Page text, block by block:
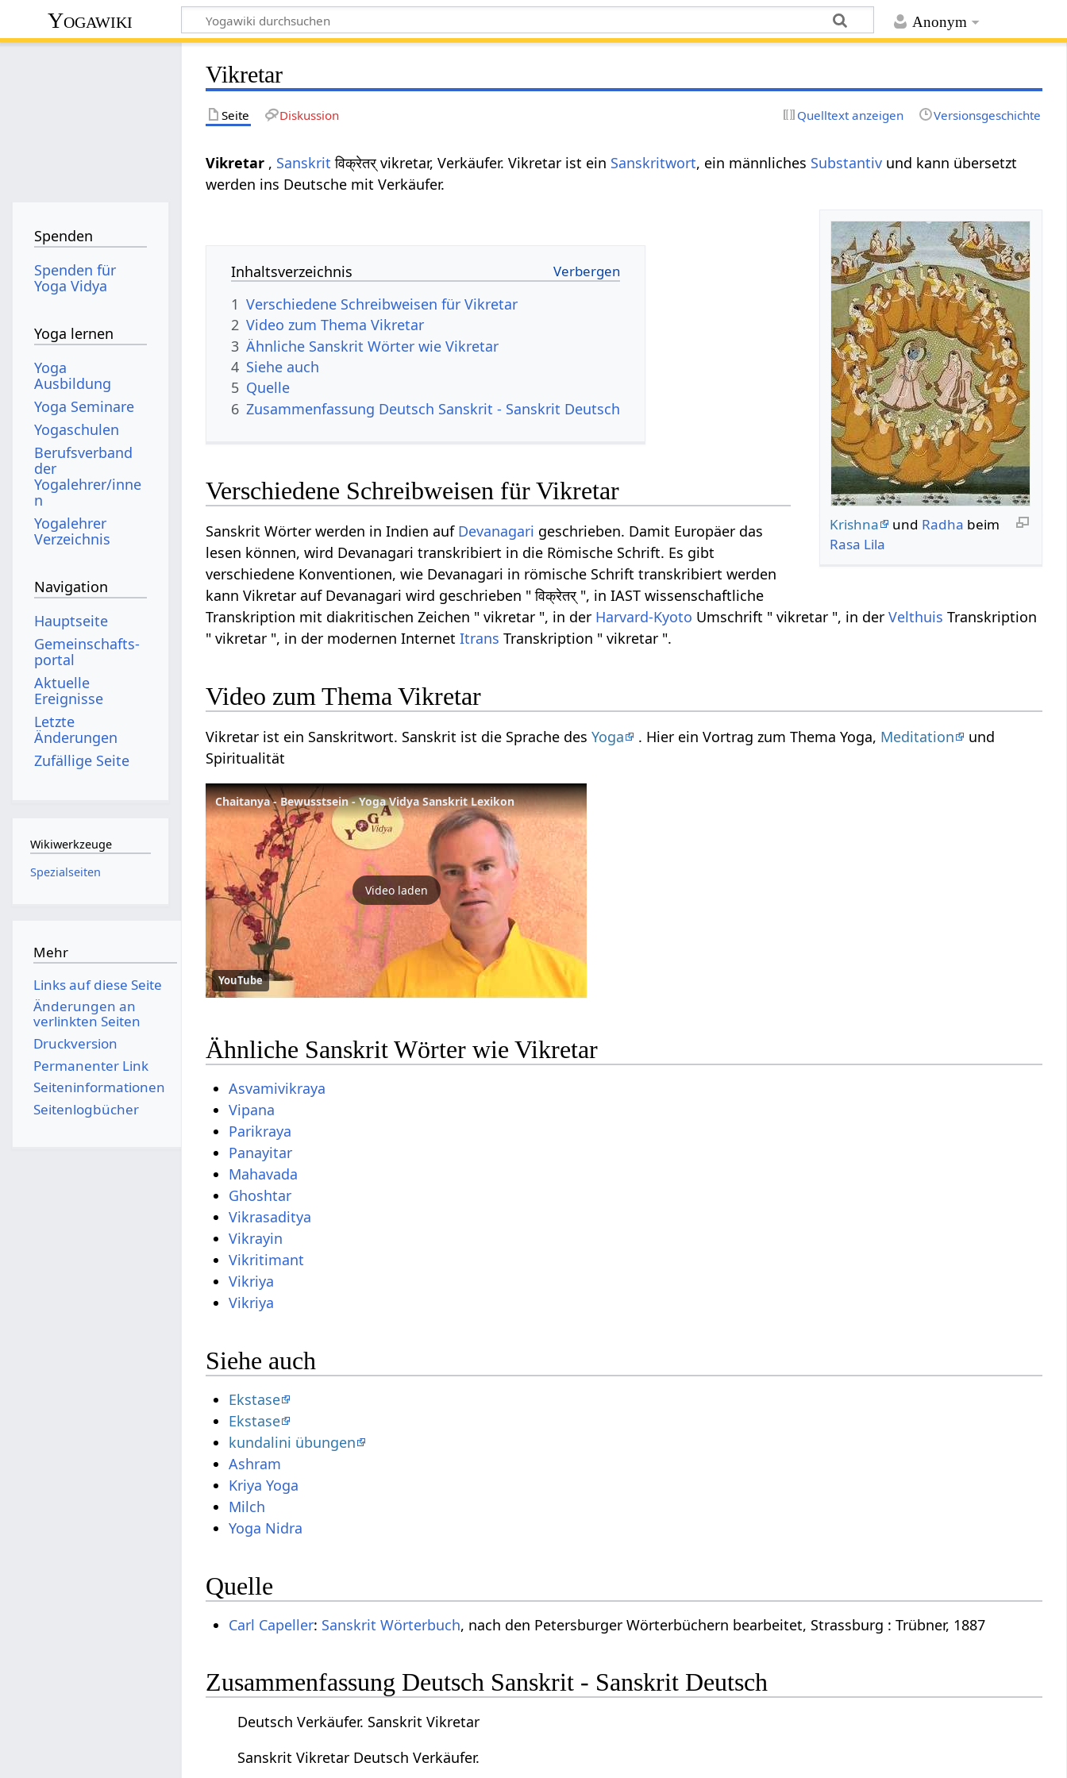
Anonym
Yogawiki
Vikretar
Seite Diskussion Quelltext anzeigen Versionsgeschichte
Vikretar , Sanskrit विक्रेतर् vikretar, Verkäufer. Vikretar ist ein Sanskritwort, ein männliches Substantiv und kann übersetzt
werden ins Deutsche mit Verkäufer.
Krishna und Radha beim
Rasa Lila
Inhaltsverzeichnis
1 Verschiedene Schreibweisen für Vikretar
2 Video zum Thema Vikretar
3 Ähnliche Sanskrit Wörter wie Vikretar
4 Siehe auch
5 Quelle
6 Zusammenfassung Deutsch Sanskrit - Sanskrit Deutsch
Verschiedene Schreibweisen für Vikretar
Sanskrit Wörter werden in Indien auf Devanagari geschrieben. Damit Europäer das
lesen können, wird Devanagari transkribiert in die Römische Schrift. Es gibt
verschiedene Konventionen, wie Devanagari in römische Schrift transkribiert werden
kann Vikretar auf Devanagari wird geschrieben " विक्रेतर् ", in IAST wissenschaftliche
Transkription mit diakritischen Zeichen " vikretar ", in der Harvard-Kyoto Umschrift " vikretar ", in derVelthuis Transkription
" vikretar ", in der modernen InternetItrans Transkription " vikretar ".
Video zum Thema Vikretar
Vikretar ist ein Sanskritwort. Sanskrit ist die Sprache desYoga . Hier ein Vortrag zum Thema Yoga, Meditation
und
Spiritualität
Chaitanya - Bewusstsein - Yoga Vidya Sanskrit Lexikon
Video laden
YouTube
Ähnliche Sanskrit Wörter wie Vikretar
Asvamivikraya
Vipana
Parikraya
Panayitar
Mahavada
Ghoshtar
Vikrasaditya
Vikrayin
Vikritimant
Vikriya
Vikriya
Siehe auch
Ekstase
Ekstase
kundalini übungen
Ashram
Kriya Yoga
Milch
Yoga Nidra
Quelle
Carl Capeller: Sanskrit Wörterbuch, nach den Petersburger Wörterbüchern bearbeitet, Strassburg : Trübner, 1887
Zusammenfassung Deutsch Sanskrit - Sanskrit Deutsch
Deutsch Verkäufer. Sanskrit Vikretar
Sanskrit Vikretar Deutsch Verkäufer.
Spenden
Spenden für
Yoga Vidya
Yoga lernen
Yoga
Ausbildung
Yoga Seminare
Yogaschulen
Berufsverband
der
Yogalehrer/inne
n
Yogalehrer
Verzeichnis
Navigation
Hauptseite
Gemeinschafts­
portal
Aktuelle
Ereignisse
Letzte
Änderungen
Zufällige Seite
Wikiwerkzeuge
Spezialseiten
Mehr
Links auf diese Seite
Änderungen an
verlinkten Seiten
Druckversion
Permanenter Link
Seiten­­informationen
Seitenlogbücher